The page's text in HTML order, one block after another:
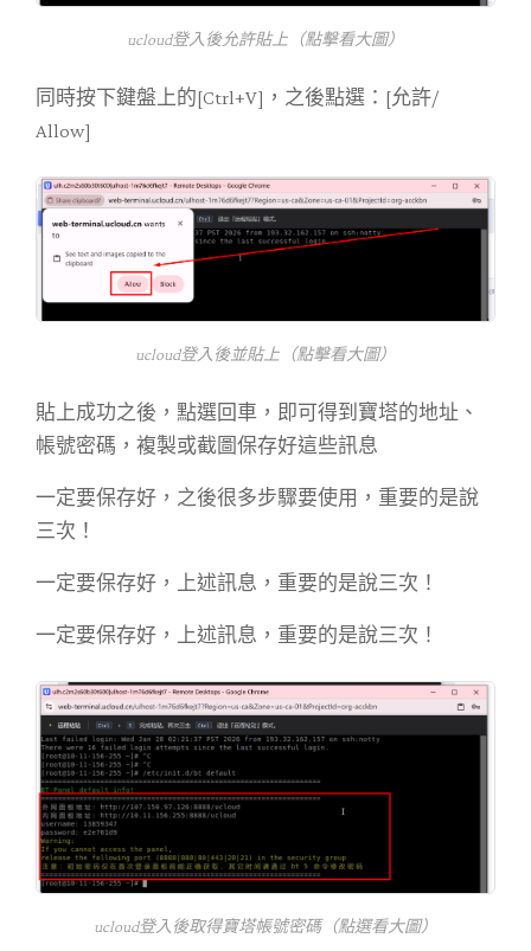
ucloud登入後允許貼上（點擊看大圖）
同時按下鍵盤上的[Ctrl+V]，之後點選：[允許/
Allow]
ucloud登入後並貼上（點擊看大圖）
貼上成功之後，點選回車，即可得到寶塔的地址、
帳號密碼，複製或截圖保存好這些訊息
一定要保存好，之後很多步驟要使用，重要的是說
三次！
一定要保存好，上述訊息，重要的是說三次！
一定要保存好，上述訊息，重要的是說三次！
ucloud登入後取得寶塔帳號密碼（點選看大圖）